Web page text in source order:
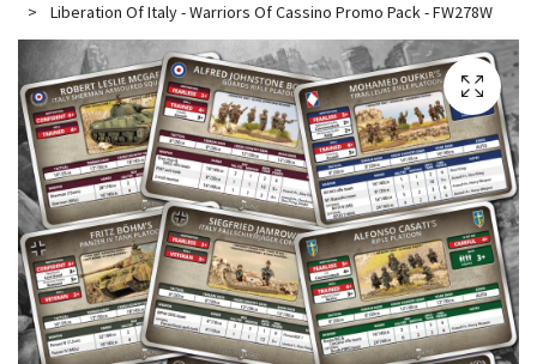
Liberation Of Italy - Warriors Of Cassino Promo Pack - FW278W